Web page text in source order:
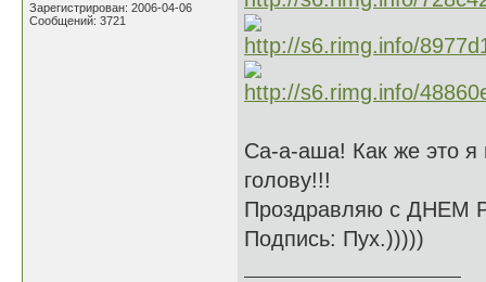
Зарегистрирован: 2006-04-06
Сообщений: 3721
Са-а-аша! Как же это я
голову!!!
Проздравляю с
Подпись: Пух.)))))